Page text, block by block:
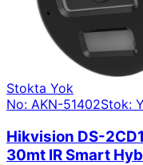
Stokta Yok
No: AKN-51402Stok:
Hikvision DS-
30mt IR Smart